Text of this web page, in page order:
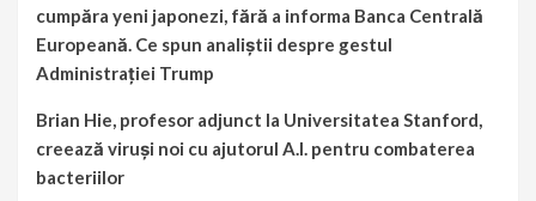
cumpăra yeni japonezi, fără a informa Banca Centrală
Europeană. Ce spun analiștii despre gestul
Administrației Trump
Brian Hie, profesor adjunct la Universitatea Stanford,
creează viruși noi cu ajutorul A.I. pentru combaterea
bacteriilor